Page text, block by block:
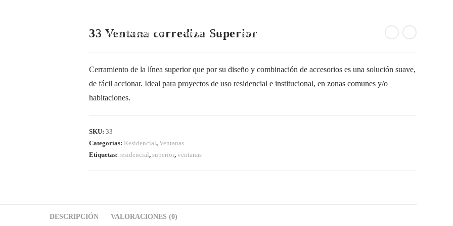
Sobre Nosotros Productos Servicios
33 Ventana corrediza Superior
Cerramiento de la línea superior que por su diseño y combinación de accesorios es una solución suave,
de fácil accionar. Ideal para proyectos de uso residencial e institucional, en zonas comunes y/o
habitaciones.
SKU: 33
Categorías: Residencial, Ventanas
Etiquetas: residencial, superior, ventanas
DESCRIPCIÓN VALORACIONES (0)